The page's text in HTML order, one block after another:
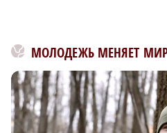
МОЛОДЕЖЬ МЕНЯЕТ